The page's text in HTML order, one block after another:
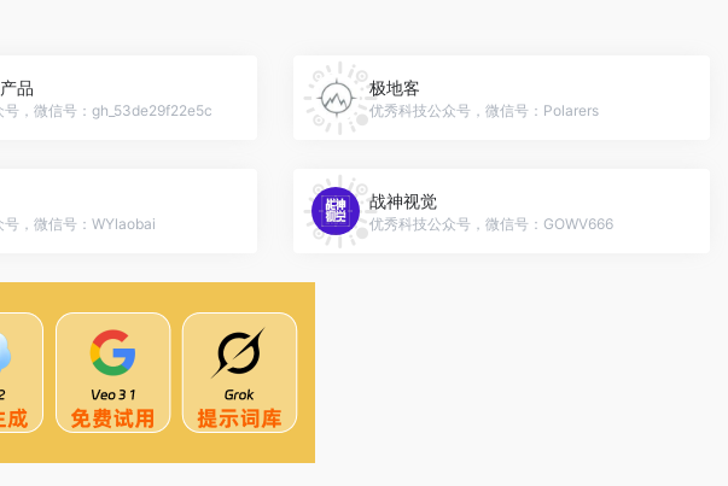
品
号，微信号：gh_53de29f22e5c
极地客
优秀科技公众号，微信号：Polarers
号，微信号：WYlaobai
战神视觉
优秀科技公众号，微信号：GOWV666